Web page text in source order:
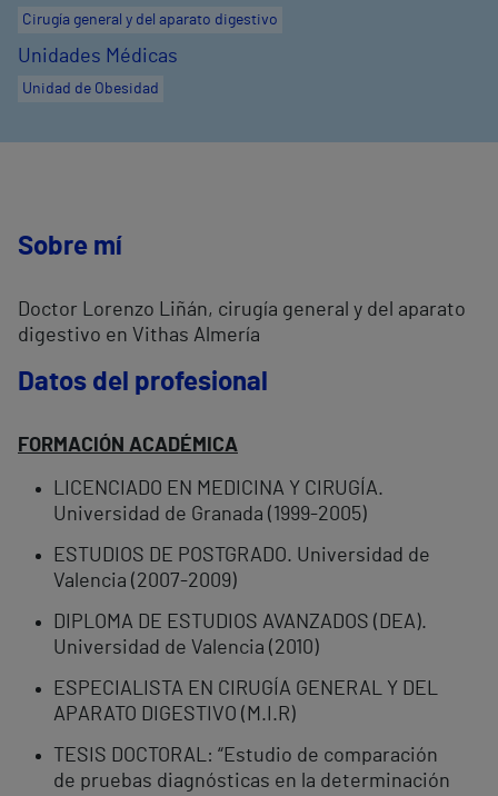
Cirugía general y del aparato digestivo
Unidades Médicas
Unidad de Obesidad
Sobre mí
Doctor Lorenzo Liñán, cirugía general y del aparato
digestivo en Vithas Almería
Datos del profesional
FORMACIÓN ACADÉMICA
LICENCIADO EN MEDICINA Y CIRUGÍA.
Universidad de Granada (1999-2005)
ESTUDIOS DE POSTGRADO. Universidad de
Valencia (2007-2009)
DIPLOMA DE ESTUDIOS AVANZADOS (DEA).
Universidad de Valencia (2010)
ESPECIALISTA EN CIRUGÍA GENERAL Y DEL
APARATO DIGESTIVO (M.I.R)
TESIS DOCTORAL: “Estudio de comparación
de pruebas diagnósticas en la determinación